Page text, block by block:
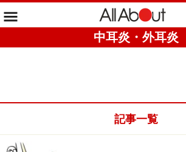
中耳炎・外耳炎
記事一覧